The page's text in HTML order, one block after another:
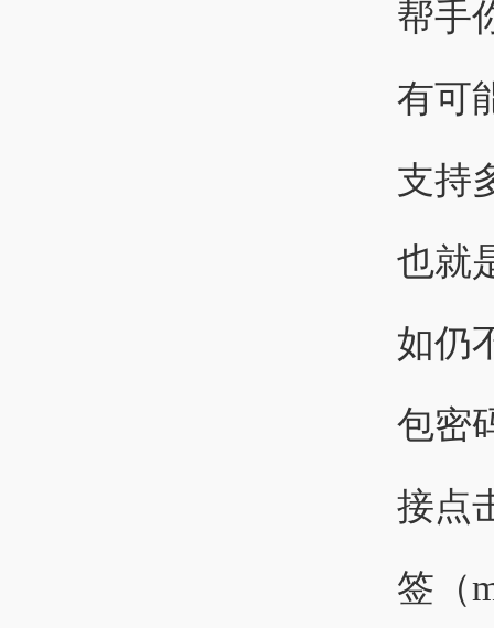
帮手
有可
支持
也就
如仍
包密
接点
签（